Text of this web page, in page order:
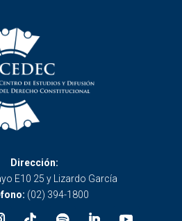
Dirección:
E10 25 y Lizardo García
(02) 394-1800